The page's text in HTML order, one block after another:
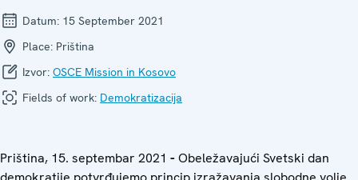
Datum: 15 September 2021
Place: Priština
Izvor: OSCE Mission in Kosovo
Fields of work: Demokratizacija
Priština, 15. septembar 2021 -Obeležavajući Svetski dan